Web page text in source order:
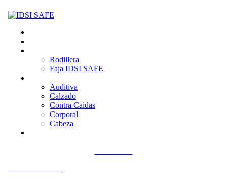
Rodillera
Faja IDSI SAFE
Auditiva
Calzado
Contra Caidas
Corporal
Cabeza